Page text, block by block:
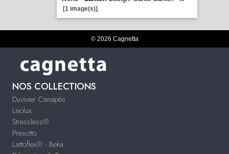
[1 image(s)]
© 2026 Cagnetta
NOS COLLECTIONS
Duvivier Canapés
Leolux
Stressless®
Presotto
Lattoflex® - Beka